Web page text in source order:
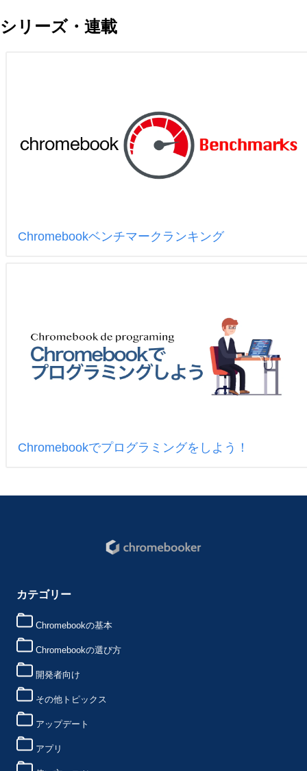
シリーズ・連載
Chromebookベンチマークランキング
Chromebookでプログラミングをしよう！
カテゴリー
Chromebookの基本
Chromebookの選び方
開発者向け
その他トピックス
アップデート
アプリ